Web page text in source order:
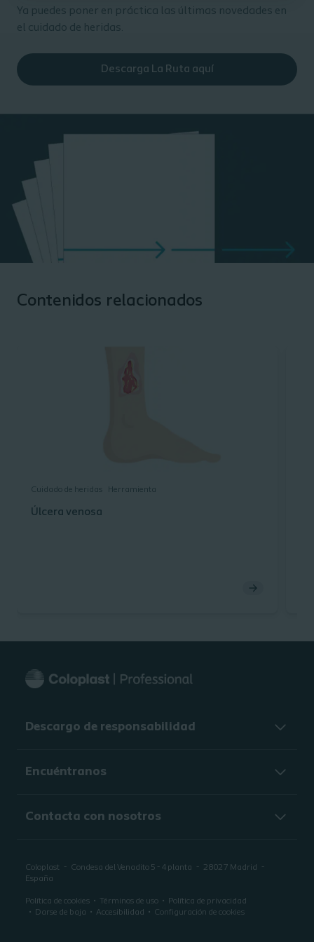
Ya puedes poner en práctica las últimas novedades en
el cuidado de heridas.
Descarga La Ruta aquí
Contenidos relacionados
Cuidado de heridas Herramienta
Úlcera venosa
Descargo de responsabilidad
Encuéntranos
Contacta con nosotros
Coloplast Condesa del Venadito 5 - 4 planta 28027 Madrid
España
Política de cookies Términos de uso
Política de privacidad
Darse de baja
Accesibilidad Configuración de cookies